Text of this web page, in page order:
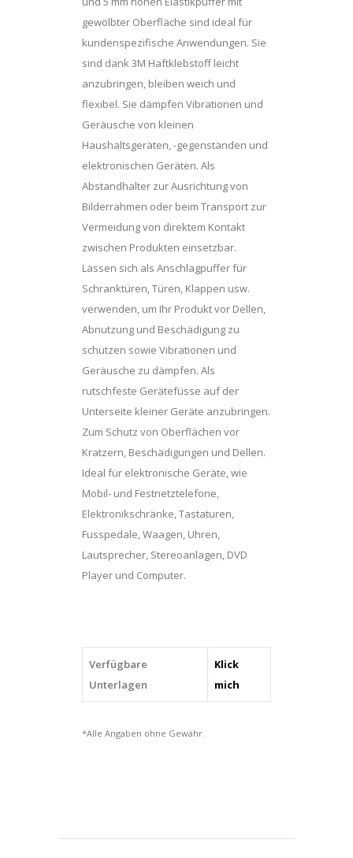
gewölbter Oberfläche sind ideal für
kundenspezifische Anwendungen. Sie
sind dank 3M Haftklebstoff leicht
anzubringen, bleiben weich und
flexibel. Sie dämpfen Vibrationen und
Geräusche von kleinen
Haushaltsgeräten, -gegenständen und
elektronischen Geräten. Als
Abstandhalter zur Ausrichtung von
Bilderrahmen oder beim Transport zur
Vermeidung von direktem Kontakt
zwischen Produkten einsetzbar.
Lassen sich als Anschlagpuffer für
Schranktüren, Türen, Klappen usw.
verwenden, um Ihr Produkt vor Dellen,
Abnutzung und Beschädigung zu
schützen sowie Vibrationen und
Geräusche zu dämpfen. Als
rutschfeste Gerätefüsse auf der
Unterseite kleiner Geräte anzubringen.
Zum Schutz von Oberflächen vor
Kratzern, Beschädigungen und Dellen.
Ideal für elektronische Geräte, wie
Mobil- und Festnetztelefone,
Elektronikschränke, Tastaturen,
Fusspedale, Waagen, Uhren,
Lautsprecher, Stereoanlagen, DVD
Player und Computer.
Verfügbare
Unterlagen
Klick
mich
*Alle Angaben ohne Gewähr.